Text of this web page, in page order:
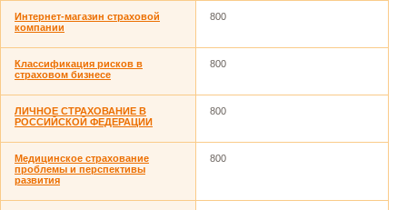
Интернет-магазин страховой
компании
800
Классификация рисков в
страховом бизнесе
800
ЛИЧНОЕ СТРАХОВАНИЕ В
РОССИЙСКОЙ ФЕДЕРАЦИИ
800
Медицинское страхование
проблемы и перспективы
развития
800